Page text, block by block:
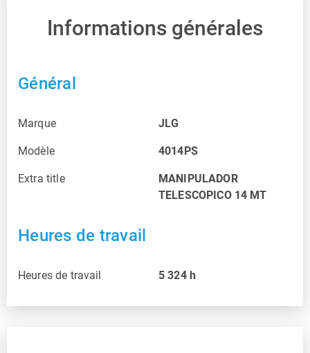
Informations générales
Général
Marque JLG
Modèle 4014PS
Extra title
MANIPULADOR
TELESCOPICO 14 MT
Heures de travail
Heures de travail 5 324 h